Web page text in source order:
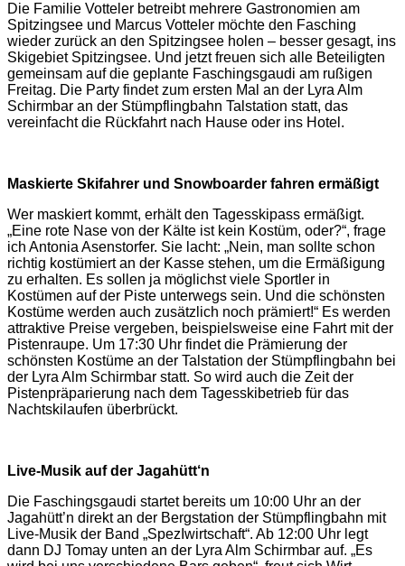
Die Familie Votteler betreibt mehrere Gastronomien am
Spitzingsee und Marcus Votteler möchte den Fasching
wieder zurück an den Spitzingsee holen – besser gesagt, ins
Skigebiet Spitzingsee. Und jetzt freuen sich alle Beteiligten
gemeinsam auf die geplante Faschingsgaudi am rußigen
Freitag. Die Party findet zum ersten Mal an der Lyra Alm
Schirmbar an der Stümpflingbahn Talstation statt, das
vereinfacht die Rückfahrt nach Hause oder ins Hotel.
Maskierte Skifahrer und Snowboarder fahren ermäßigt
Wer maskiert kommt, erhält den Tagesskipass ermäßigt.
„Eine rote Nase von der Kälte ist kein Kostüm, oder?“, frage
ich Antonia Asenstorfer. Sie lacht: „Nein, man sollte schon
richtig kostümiert an der Kasse stehen, um die Ermäßigung
zu erhalten. Es sollen ja möglichst viele Sportler in
Kostümen auf der Piste unterwegs sein. Und die schönsten
Kostüme werden auch zusätzlich noch prämiert!“ Es werden
attraktive Preise vergeben, beispielsweise eine Fahrt mit der
Pistenraupe. Um 17:30 Uhr findet die Prämierung der
schönsten Kostüme an der Talstation der Stümpflingbahn bei
der Lyra Alm Schirmbar statt. So wird auch die Zeit der
Pistenpräparierung nach dem Tagesskibetrieb für das
Nachtskilaufen überbrückt.
Live-Musik auf der Jagahütt‘n
Die Faschingsgaudi startet bereits um 10:00 Uhr an der
Jagahütt’n direkt an der Bergstation der Stümpflingbahn mit
Live-Musik der Band „SpezIwirtschaft“. Ab 12:00 Uhr legt
dann DJ Tomay unten an der Lyra Alm Schirmbar auf. „Es